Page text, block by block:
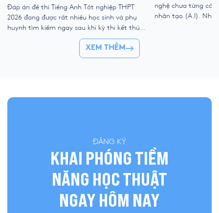
Đáp án đề thi Tiếng Anh Tốt nghiệp THPT
2026 đang được rất nhiều học sinh và phụ
huynh tìm kiếm ngay sau khi kỳ thi kết thúc.
Để giúp thí sinh nhanh chóng đối chiếu kết
quả và đánh giá bài làm của mình, YOLA cập
nhật đề thi chính thức, đáp án tham […]
nghệ chưa từng có
nhân tạo (A.I).
XEM THÊM
ĐĂNG KÝ
KHAI PHÓNG TIỀM
NĂNG HỌC THUẬT
NGAY HÔM NAY